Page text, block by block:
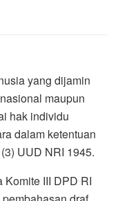
yang dijamin
maupun
hak individu
dalam ketentuan
UUD NRI 1945.
Komite III DPD RI